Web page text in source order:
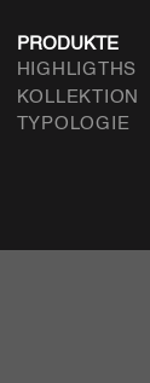
PRODUKTE
HIGHLIGTHS
KOLLEKTION
TYPOLOGIE